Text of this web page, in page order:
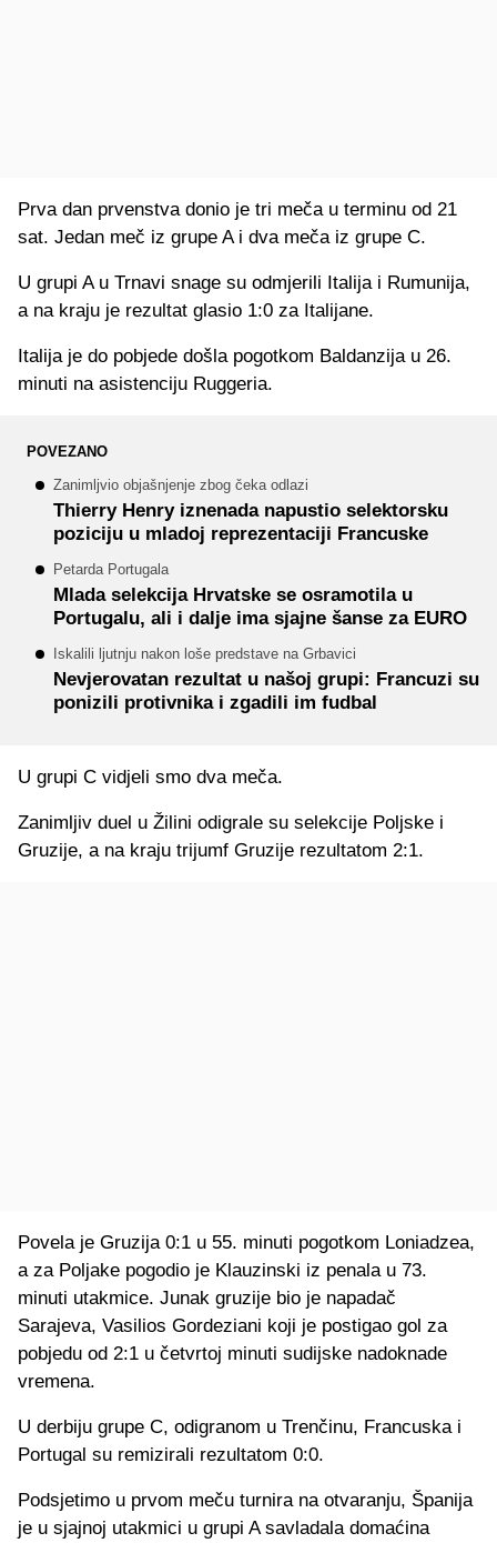
Prva dan prvenstva donio je tri meča u terminu od 21
sat. Jedan meč iz grupe A i dva meča iz grupe C.
U grupi A u Trnavi snage su odmjerili Italija i Rumunija,
a na kraju je rezultat glasio 1:0 za Italijane.
Italija je do pobjede došla pogotkom Baldanzija u 26.
minuti na asistenciju Ruggeria.
POVEZANO
Zanimljvio objašnjenje zbog čeka odlazi
Thierry Henry iznenada napustio selektorsku
poziciju u mladoj reprezentaciji Francuske
Petarda Portugala
Mlada selekcija Hrvatske se osramotila u
Portugalu, ali i dalje ima sjajne šanse za EURO
Iskalili ljutnju nakon loše predstave na Grbavici
Nevjerovatan rezultat u našoj grupi: Francuzi su
ponizili protivnika i zgadili im fudbal
U grupi C vidjeli smo dva meča.
Zanimljiv duel u Žilini odigrale su selekcije Poljske i
Gruzije, a na kraju trijumf Gruzije rezultatom 2:1.
Povela je Gruzija 0:1 u 55. minuti pogotkom Loniadzea,
a za Poljake pogodio je Klauzinski iz penala u 73.
minuti utakmice. Junak gruzije bio je napadač
Sarajeva, Vasilios Gordeziani koji je postigao gol za
pobjedu od 2:1 u četvrtoj minuti sudijske nadoknade
vremena.
U derbiju grupe C, odigranom u Trenčinu, Francuska i
Portugal su remizirali rezultatom 0:0.
Podsjetimo u prvom meču turnira na otvaranju, Španija
je u sjajnoj utakmici u grupi A savladala domaćina